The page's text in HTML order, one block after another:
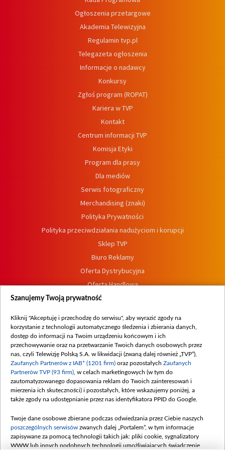
Ogłoszenia przetargowe
Akademia Telewizyjna
Regulamin tvp.pl
Telegazeta ogłoszenia
Informacje o nadawcy
Konkursy
Zgłoś program (ROPAT)
Kariera w TVP
Kontakt
Centrum informacji TVP
Komisja Etyki
Program dla prasy
Dla mediów
Serwis fotograficzny
Merchandising (znaki)
Polityka Prywatności
Polityka przeciwdziałania nadużyciom i korupcji
Sklep TVP
Biuro Reklamy
Oferta Dystrybucyjna
Oferta Handlowa
Dostępność
Procedura zgłoszeń wewnętrznych
Szanujemy Twoją prywatność
Kliknij "Akceptuję i przechodzę do serwisu", aby wyrazić zgody na
korzystanie z technologii automatycznego śledzenia i zbierania danych,
dostęp do informacji na Twoim urządzeniu końcowym i ich
przechowywanie oraz na przetwarzanie Twoich danych osobowych przez
nas, czyli Telewizję Polską S.A. w likwidacji (zwaną dalej również „TVP”),
Zaufanych Partnerów z IAB* (1201 firm) oraz pozostałych Zaufanych
Partnerów TVP (93 firm) , w celach marketingowych (w tym do
zautomatyzowanego dopasowania reklam do Twoich zainteresowań i
mierzenia ich skuteczności) i pozostałych, które wskazujemy poniżej, a
także zgody na udostępnianie przez nas identyfikatora PPID do Google.
Twoje dane osobowe zbierane podczas odwiedzania przez Ciebie naszych
poszczególnych serwisów zwanych dalej „Portalem”, w tym informacje
zapisywane za pomocą technologii takich jak: pliki cookie, sygnalizatory
WWW lub innych podobnych technologii umożliwiających świadczenie